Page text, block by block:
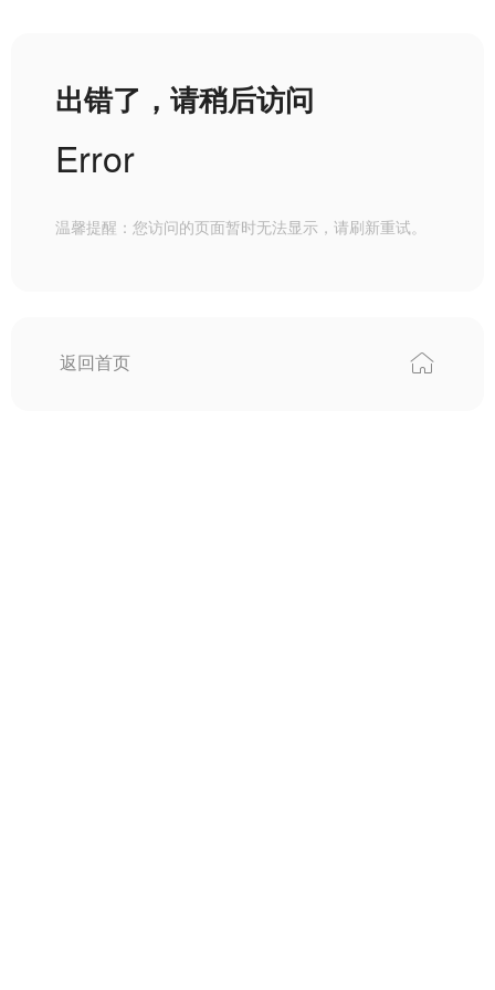
出错了，请稍后访问
Error
温馨提醒：您访问的页面暂时无法显示，请刷新重试。
返回首页